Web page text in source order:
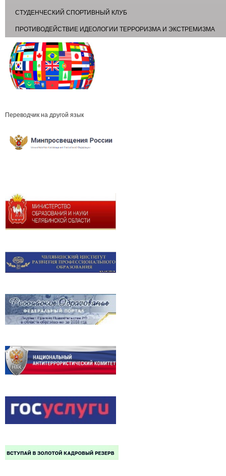
СТУДЕНЧЕСКИЙ СПОРТИВНЫЙ КЛУБ
ПРОТИВОДЕЙСТВИЕ ИДЕОЛОГИИ ТЕРРОРИЗМА И ЭКСТРЕМИЗМА
Переводчик на другой язык